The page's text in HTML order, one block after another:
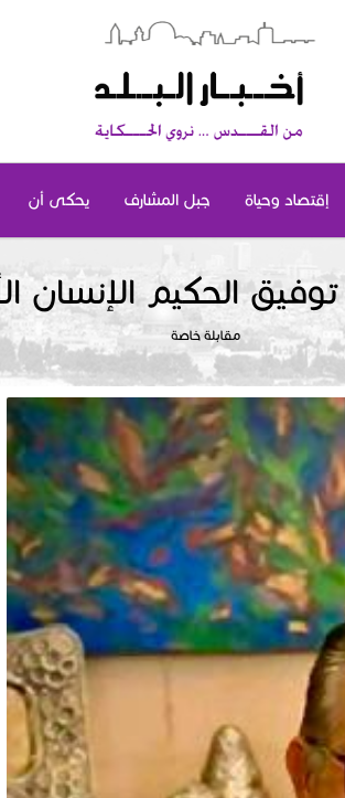
إقتصاد وحياة جبل المشارف يحكى أن
الحكيم الإنسان
مقابلة خاصة